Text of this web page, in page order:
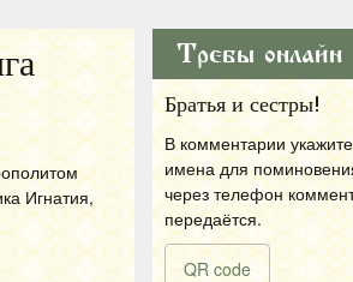
Игнатия,
Требы онлайн
Братья и сестры!
В комментарии
имена для
через телефон
передаётся.
QR code